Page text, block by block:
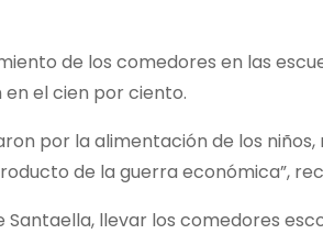
de los comedores en las
el cien por ciento.
por la alimentación de los niños,
de la guerra económica”,
Santaella, llevar los comedores